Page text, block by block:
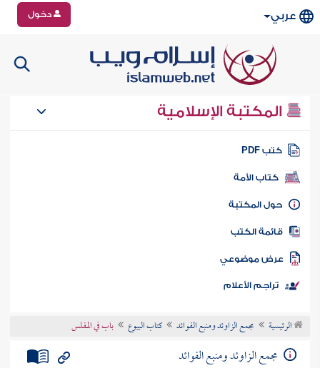
عربي دخول
المكتبة الإسلامية
كتب PDF
كتاب الأمة
المكتبة
الكتب
موضوعي
تراجم الأعلام
الرئيسية مجمع الزاوئد ومنبع الفوائد كتاب البيوع باب في المفلس
مجمع الزاوئد ومنبع الفوائد